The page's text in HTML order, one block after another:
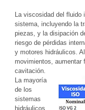
La viscosidad del fluido
sistema, incluyendo la
piezas, y la disipación
riesgo de pérdidas
y motores hidráulicos.
movimientos, aumentar
cavitación.
La mayoría
de los
sistemas
hidráulicos